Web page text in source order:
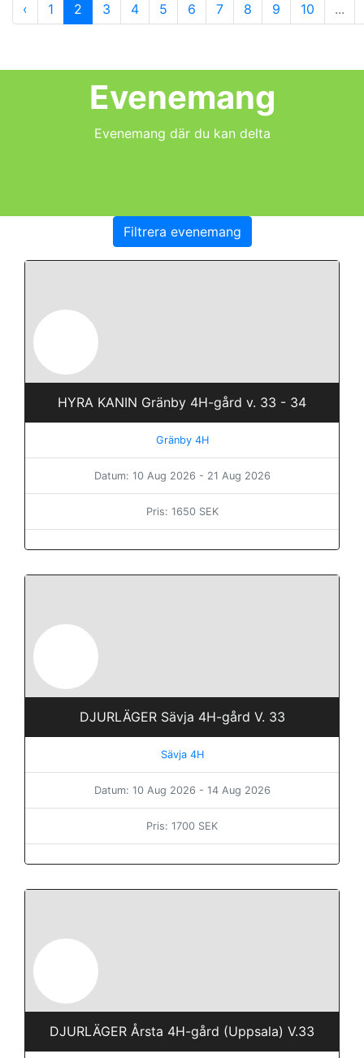
‹ 1 2 3 4 5 6 7 8 9 10 ...
Evenemang
Evenemang där du kan delta
Filtrera evenemang
HYRA KANIN Gränby 4H-gård v. 33 - 34
Gränby 4H
Datum: 10 Aug 2026 - 21 Aug 2026
Pris: 1650 SEK
DJURLÄGER Sävja 4H-gård V. 33
Sävja 4H
Datum: 10 Aug 2026 - 14 Aug 2026
Pris: 1700 SEK
DJURLÄGER Årsta 4H-gård (Uppsala) V.33